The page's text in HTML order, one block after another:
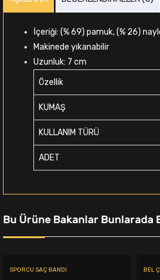
İçeriği: (% 69) pamuk, (% 26)
Makinede yıkanabilir
Uzunluk: 7 cm
Özellik
KUMAŞ
KULLANIM TÜRÜ
ADET
Bu Ürüne Bakanlar Bunlarada
SPORCU SAÇ BANDI BEL